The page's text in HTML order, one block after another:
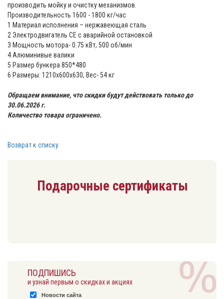
производить мойку и очистку механизмов.
Производительность 1600 - 1800 кг/час
1 Материал исполнения – нержавеющая сталь
2 Электродвигатель СЕ с аварийной остановкой
3 Мощность мотора- 0.75 кВт, 500 об/мин
4 Алюминивые валики
5 Размер бункера 850*480
6 Размеры: 1210x600x630, Вес- 54 кг
Обращаем внимание, что скидки будут действовать только до
30.06.2026 г.
Количество товара ограничено.
Возврат к списку
Подарочные сертификаты
ПОДПИШИСЬ
и узнай первым о скидках и акциях
Новости сайта